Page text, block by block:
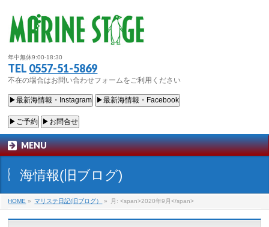
年中無休9:00-18:30
TEL 0557-51-5869
不在の場合はお問い合わせフォームをご利用ください
▶最新海情報・Instagram ▶最新海情報・Facebook
▶ご予約 ▶お問合せ
MENU
海情報(旧ブログ)
HOME » マリステ日記(旧ブログ） » 月: <span>2020年9月</span>